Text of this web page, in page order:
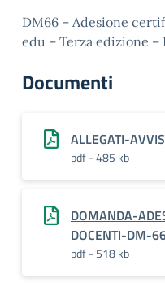
DM66 – Adesione
edu – Terza edizione –
Documenti
ALLEGATI-
pdf - 485 kb
DOMANDA-
DOCENTI-DM-
pdf - 518 kb